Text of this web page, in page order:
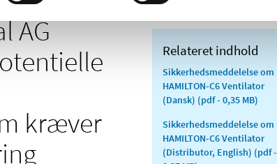
AG
kræver
Relateret indhold
Sikkerhedsmeddelelse om
HAMILTON-C6 Ventilator
(Dansk) (pdf - 0,35 MB)
Sikkerhedsmeddelelse om
HAMILTON-C6 Ventilator
(Distributor, English) (pdf -